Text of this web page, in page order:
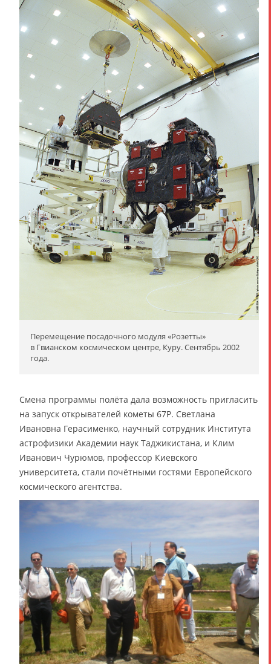
Перемещение посадочного модуля «Розетты»
в Гвианском космическом центре, Куру. Сентябрь 2002
года.
Смена программы полёта дала возможность пригласить
на запуск открывателей кометы 67P. Светлана
Ивановна Герасименко, научный сотрудник Института
астрофизики Академии наук Таджикистана, и Клим
Иванович Чурюмов, профессор Киевского
университета, стали почётными гостями Европейского
космического агентства.